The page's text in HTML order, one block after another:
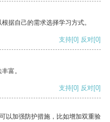
据自己的需求选择学习方式。
支持[0] 反对[0]
富。
支持[0] 反对[0]
以加强防护措施，比如增加双重验